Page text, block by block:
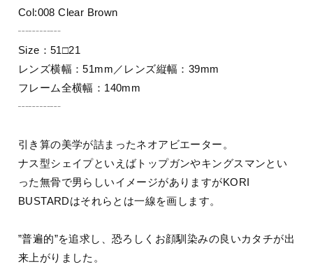
Col:008 Clear Brown
┄┄┄┄
Size：51□21
レンズ横幅：51mm／レンズ縦幅：39mm
フレーム全横幅：140mm
┄┄┄┄
引き算の美学が詰まったネオアビエーター。
ナス型シェイプといえばトップガンやキングスマンとい
った無骨で男らしいイメージがありますがKORI
BUSTARDはそれらとは一線を画します。
”普遍的”を追求し、恐ろしくお顔馴染みの良いカタチが出
来上がりました。